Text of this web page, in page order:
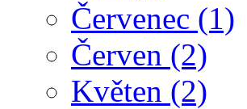
Červenec (1)
Červen (2)
Květen (2)